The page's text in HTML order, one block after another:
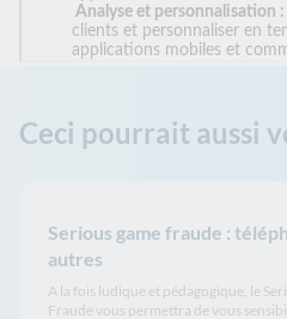
Ceci pourrait aussi
Serious game fraude :
autres
A la fois ludique et pédagogique, le
Fraude vous permettra de vous